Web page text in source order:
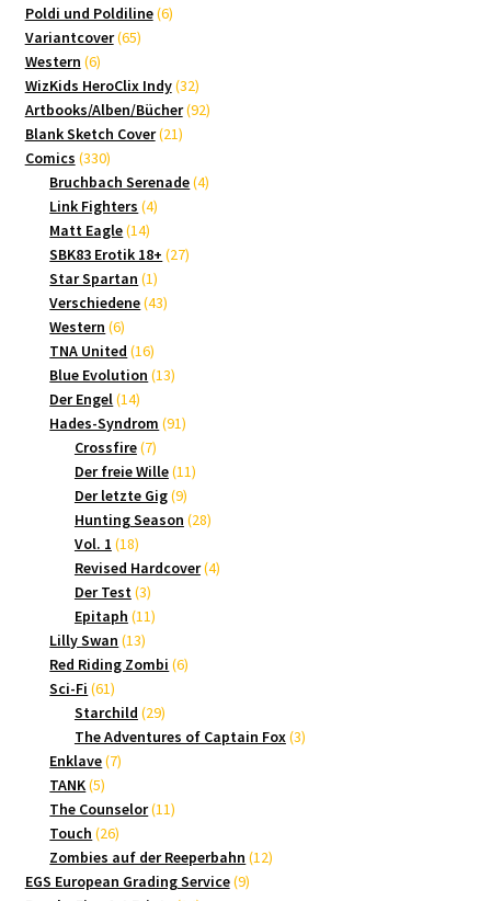
Produkte
Poldi und Poldiline 66
Variantcover 6565
Western 66
Produkte
WizKids HeroClix Indy 3232
Produkte
Artbooks/Alben/Bücher 9292
Blank Sketch Cover 2121
Comics 330330
Produkte
Bruchbach Serenade 44
Link Fighters 44
Matt Eagle 1414
Produkte
SBK83 Erotik 18+ 2727
Star Spartan 11
Produkt
Verschiedene 4343
Western 66
Produkte
TNA United 1616
Produkte
Blue Evolution 1313
Der Engel 1414
Produkte
Hades-Syndrom 9191
Crossfire 77
Produkte
Der freie Wille 1111
Der letzte Gig 99
Produkte
Hunting Season 2828
Vol. 1 1818
Produkte
Revised Hardcover 44
Der Test 33
Produkte
Epitaph 1111
Lilly Swan 1313
Produkte
Red Riding Zombi 66
Sci-Fi 6161
Produkte
Starchild 2929
Produkte
The Adventures of Captain Fox 33
Enklave 77
TANK 55
Produkte
The Counselor 1111
Touch 2626
Produkte
Zombies auf der Reeperbahn 1212
EGS European Grading Service 99